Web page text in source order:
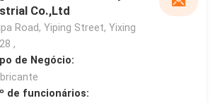
Co.,Ltd
Road, Yiping Street, Yixing
,
de Negócio:
º de funcionários: